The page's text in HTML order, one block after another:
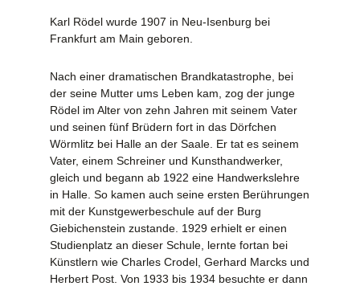
Karl Rödel wurde 1907 in Neu-Isenburg bei
Frankfurt am Main geboren.
Nach einer dramatischen Brandkatastrophe, bei
der seine Mutter ums Leben kam, zog der junge
Rödel im Alter von zehn Jahren mit seinem Vater
und seinen fünf Brüdern fort in das Dörfchen
Wörmlitz bei Halle an der Saale. Er tat es seinem
Vater, einem Schreiner und Kunsthandwerker,
gleich und begann ab 1922 eine Handwerkslehre
in Halle. So kamen auch seine ersten Berührungen
mit der Kunstgewerbeschule auf der Burg
Giebichenstein zustande. 1929 erhielt er einen
Studienplatz an dieser Schule, lernte fortan bei
Künstlern wie Charles Crodel, Gerhard Marcks und
Herbert Post. Von 1933 bis 1934 besuchte er dann